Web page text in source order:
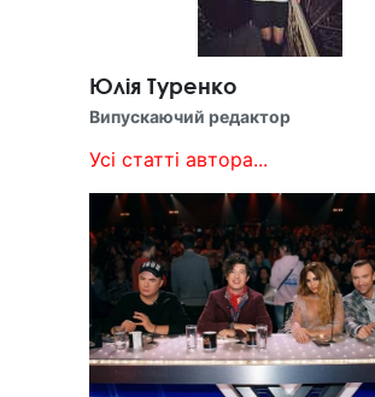
Юлія Туренко
Випускаючий редактор
Усі статті автора...